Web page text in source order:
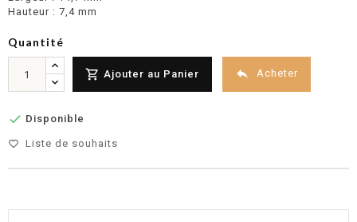
Hauteur : 7,4 mm
Quantité
 Ajouter au Panier  Acheter
 Disponible
favorite_border Liste de souhaits